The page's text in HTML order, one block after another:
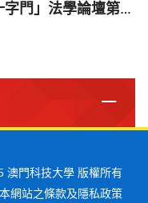
門」法學論壇第二
澳門科技大學 版權所有
網站之條款及隱私政策